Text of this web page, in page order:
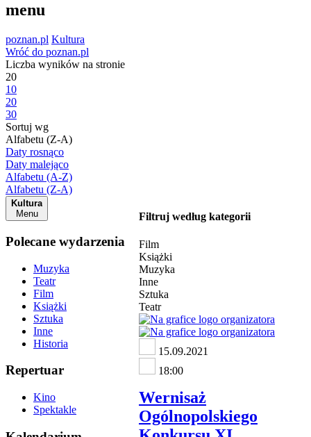
menu
poznan.pl Kultura
Wróć do poznan.pl
Liczba wyników na stronie
20
10
20
30
Sortuj wg
Alfabetu (Z-A)
Daty rosnąco
Daty malejąco
Alfabetu (A-Z)
Alfabetu (Z-A)
Kultura
Menu
Polecane wydarzenia
Muzyka
Teatr
Film
Książki
Sztuka
Inne
Historia
Repertuar
Kino
Spektakle
Filtruj według kategorii
Film
Książki
Muzyka
Inne
Sztuka
Teatr
15.09.2021
18:00
Wernisaż
Ogólnopolskiego